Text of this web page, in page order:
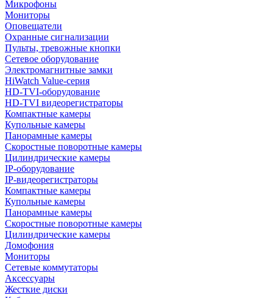
Микрофоны
Мониторы
Оповещатели
Охранные сигнализации
Пульты, тревожные кнопки
Сетевое оборудование
Электромагнитные замки
HiWatch Value-серия
HD-TVI-оборудование
HD-TVI видеорегистраторы
Компактные камеры
Купольные камеры
Панорамные камеры
Скоростные поворотные камеры
Цилиндрические камеры
IP-оборудование
IP-видеорегистраторы
Компактные камеры
Купольные камеры
Панорамные камеры
Скоростные поворотные камеры
Цилиндрические камеры
Домофония
Мониторы
Сетевые коммутаторы
Аксессуары
Жесткие диски